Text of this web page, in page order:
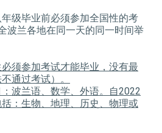
级毕业前必须参加全国性的考
波兰各地在同一天的同一时间举
须参加考试才能毕业，没有最
通过考试）。
波兰语、数学、外语。自2022
：生物、地理、历史、物理或